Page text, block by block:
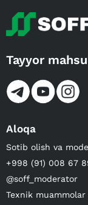
Tayyor
Aloqa
Sotib olish va
+998 (91) 008 67
@soff_moderator
Texnik